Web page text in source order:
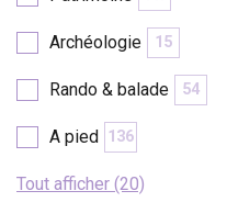
Archéologie 15
Rando & balade 54
A pied 136
Tout afficher (20)